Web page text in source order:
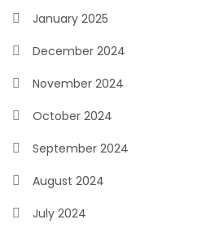
January 2025
December 2024
November 2024
October 2024
September 2024
August 2024
July 2024